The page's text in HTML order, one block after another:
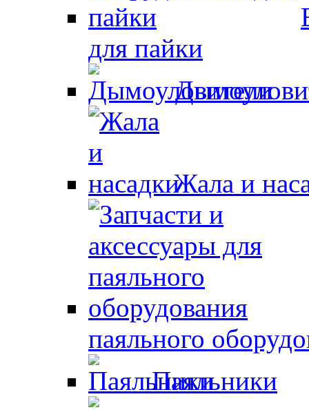
для пайки
Жала и
паяльного
Паяльники